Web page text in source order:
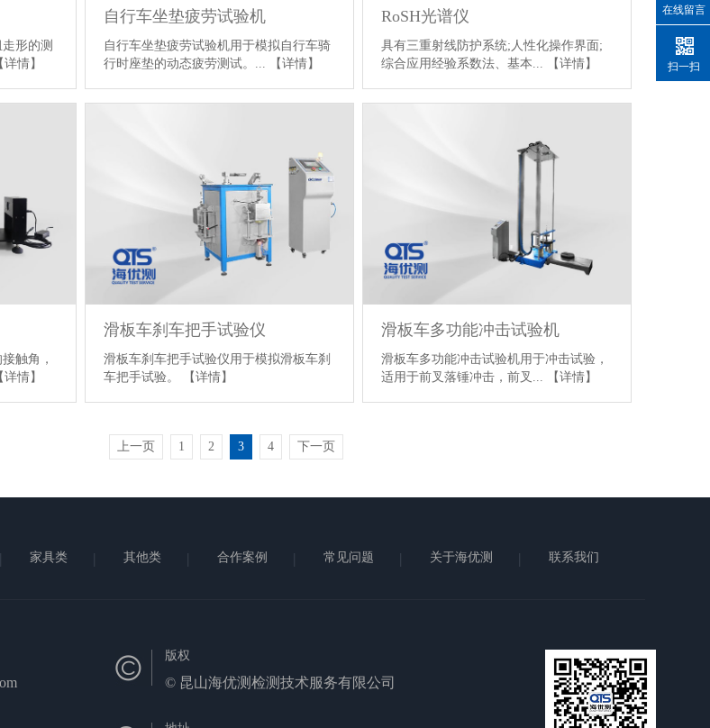
形的测
详情】
自行车坐垫疲劳试验机
自行车坐垫疲劳试验机用于模拟自行车骑
行时座垫的动态疲劳测试。...
【详情】
RoSH光谱仪
具有三重射线防护系统;人性化操作界面;
综合应用经验系数法、基本...
【详情】
触角，
详情】
滑板车刹车把手试验仪
滑板车刹车把手试验仪用于模拟滑板车刹
车把手试验。
【详情】
滑板车多功能冲击试验机
滑板车多功能冲击试验机用于冲击试验，
适用于前叉落锤冲击，前叉...
【详情】
上一页 1 2 3 4 下一页
家具类 其他类 合作案例 常见问题 关于海优测 联系我们
版权
© 昆山海优测检测技术服务有限公司
在线留言
扫一扫